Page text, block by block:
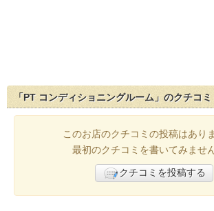
「PT コンディショニングルーム」のクチコミ
このお店のクチコミの投稿はあり
最初のクチコミを書いてみませ
クチコミを投稿する